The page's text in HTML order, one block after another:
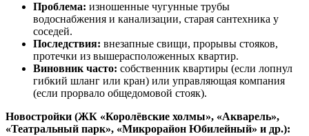
Проблема: изношенные чугунные трубы
водоснабжения и канализации, старая сантехника у
соседей.
Последствия: внезапные свищи, прорывы стояков,
протечки из вышерасположенных квартир.
Виновник часто: собственник квартиры (если лопнул
гибкий шланг или кран) или управляющая компания
(если прорвало общедомовой стояк).
Новостройки (ЖК «Королёвские холмы», «Акварель»,
«Театральный парк», «Микрорайон Юбилейный» и др.):